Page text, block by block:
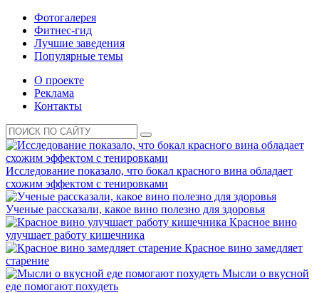
Фотогалерея
Фитнес-гид
Лучшие заведения
Популярные темы
О проекте
Реклама
Контакты
Исследование показало, что бокал красного вина обладает
схожим эффектом с тенировками
Ученые рассказали, какое вино полезно для здоровья
Красное вино
улучшает работу кишечника
Красное вино замедляет
старение
Мысли о вкусной
еде помогают похудеть